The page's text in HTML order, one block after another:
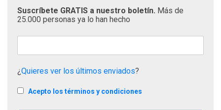
Suscríbete GRATIS a nuestro boletín. Más de
25.000 personas ya lo han hecho
¿Quieres ver los últimos enviados?
Acepto los términos y condiciones